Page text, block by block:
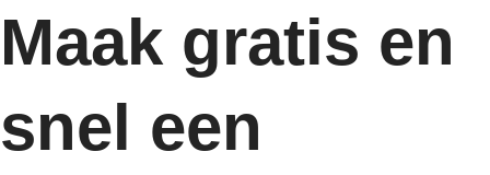
Maak gratis en
snel een